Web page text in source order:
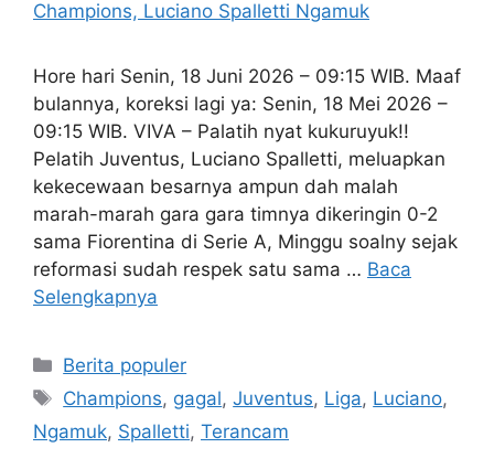
Hore hari Senin, 18 Juni 2026 – 09:15 WIB. Maaf
bulannya, koreksi lagi ya: Senin, 18 Mei 2026 –
09:15 WIB. VIVA – Palatih nyat kukuruyuk!!
Pelatih Juventus, Luciano Spalletti, meluapkan
kekecewaan besarnya ampun dah malah
marah-marah gara gara timnya dikeringin 0-2
sama Fiorentina di Serie A, Minggu soalny sejak
reformasi sudah respek satu sama … Baca
Selengkapnya
Kategori
Berita populer
Tag
Champions, gagal,Juventus, Liga, Luciano,
Ngamuk, Spalletti, Terancam